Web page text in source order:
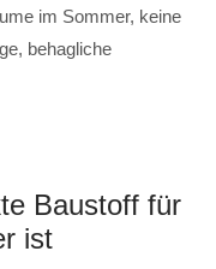
im Sommer, keine
behagliche
Baustoff für
ist